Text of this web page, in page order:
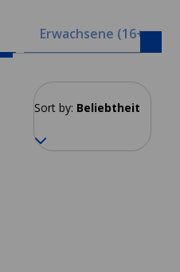
Erwachsene (16+)
Sort by: Beliebtheit